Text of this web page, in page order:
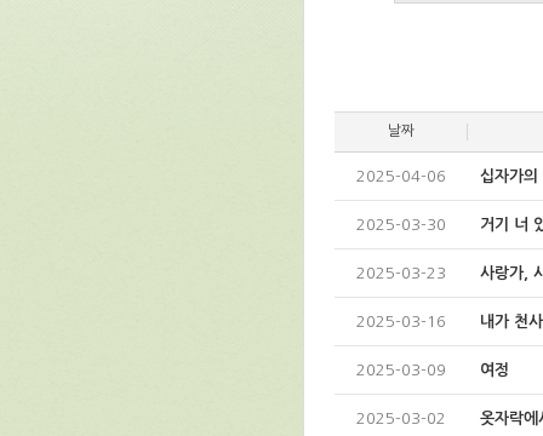
날짜
2025-04-06 십자가의
2025-03-30 거기 너
2025-03-23 사랑가,
2025-03-16 내가 천
2025-03-09 여정
2025-03-02 옷자락에